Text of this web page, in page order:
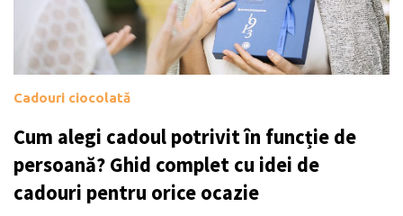
Cadouri ciocolată
Cum alegi cadoul potrivit în funcție de
persoană? Ghid complet cu idei de
cadouri pentru orice ocazie